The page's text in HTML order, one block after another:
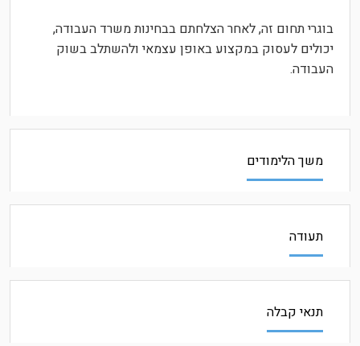
בוגרי תחום זה, לאחר הצלחתם בבחינות משרד העבודה,
יכולים לעסוק במקצוע באופן עצמאי ולהשתלב בשוק
העבודה.
משך הלימודים
תעודה
תנאי קבלה